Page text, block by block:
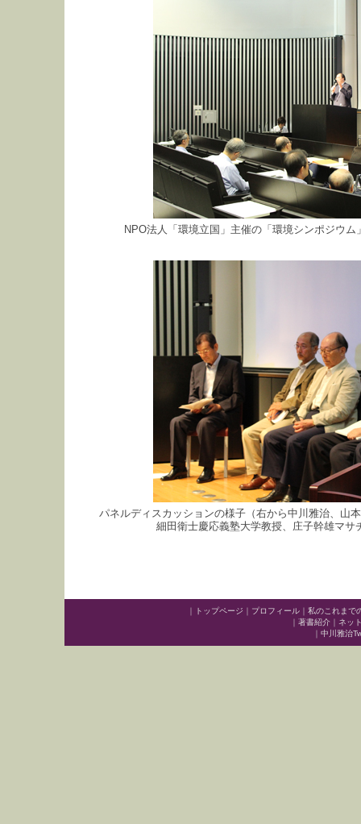
NPO法人「環境立国」主催の「環境シンポジウ
パネルディスカッションの様子（右から中川雅治、山
細田衛士慶応義塾大学教授、庄子幹雄マサ
｜ トップページ ｜ プロフィール ｜ 私のこれまで
｜ 著書紹介 ｜ ネッ
｜ 中川雅治